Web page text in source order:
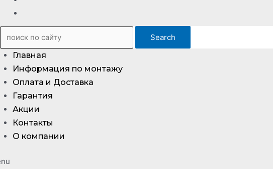
Search
Главная
Информация по монтажу
Оплата и Доставка
Гарантия
Акции
Контакты
О компании